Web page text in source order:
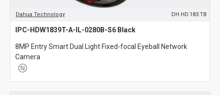
Dahua Technology DH.HD.183.TB
IPC-HDW1839T-A-IL-0280B-S6 Black
8MP Entry Smart Dual Light Fixed-focal Eyeball Network
Camera